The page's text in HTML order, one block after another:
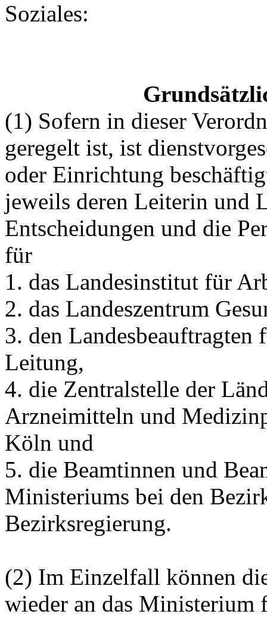
Soziales:
(1) Sofern in dieser
geregelt ist, ist
oder Einrichtung
jeweils deren Leiterin und
Entscheidungen und die
für
1. das Landesinstitut für
2. das Landeszentrum
3. den
Leitung,
4. die Zentralstelle der
Arzneimitteln und
Köln und
5. die Beamtinnen und
Ministeriums bei den
Bezirksregierung.
(2) Im Einzelfall können
wieder an das Ministerium